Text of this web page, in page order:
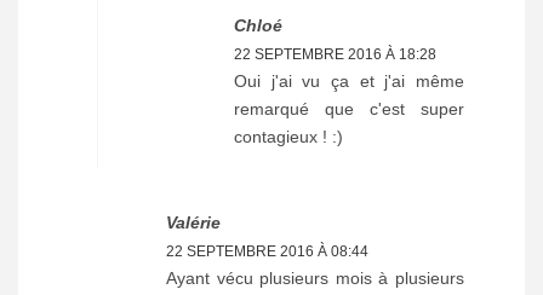
Chloé
22 SEPTEMBRE 2016 À 18:28
Oui j'ai vu ça et j'ai même
remarqué que c'est super
contagieux ! :)
Valérie
22 SEPTEMBRE 2016 À 08:44
Ayant vécu plusieurs mois à plusieurs